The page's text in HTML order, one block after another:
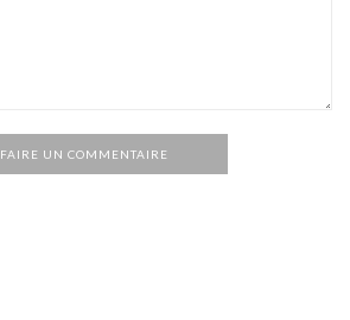
FAIRE UN COMMENTAIRE